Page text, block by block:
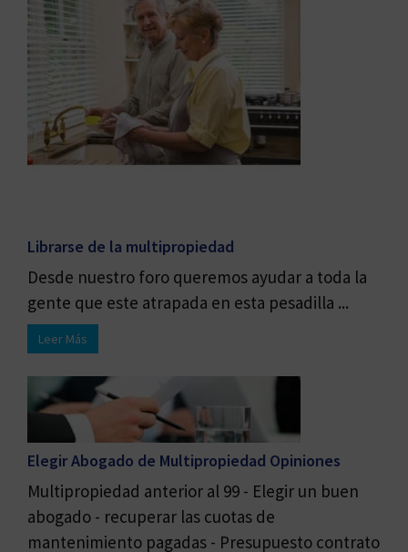
Librarse de la multipropiedad
Desde nuestro foro queremos ayudar a toda la
gente que este atrapada en esta pesadilla ...
Leer Más
Elegir Abogado de Multipropiedad Opiniones
Multipropiedad anterior al 99 - Elegir un buen
abogado - recuperar las cuotas de
mantenimiento pagadas - Presupuesto contrato